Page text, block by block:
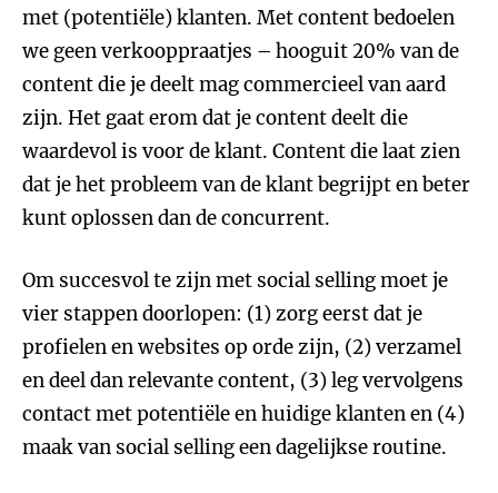
met (potentiële) klanten. Met content bedoelen
we geen verkooppraatjes – hooguit 20% van de
content die je deelt mag commercieel van aard
zijn. Het gaat erom dat je content deelt die
waardevol is voor de klant. Content die laat zien
dat je het probleem van de klant begrijpt en beter
kunt oplossen dan de concurrent.
Om succesvol te zijn met social selling moet je
vier stappen doorlopen: (1) zorg eerst dat je
profielen en websites op orde zijn, (2) verzamel
en deel dan relevante content, (3) leg vervolgens
contact met potentiële en huidige klanten en (4)
maak van social selling een dagelijkse routine.